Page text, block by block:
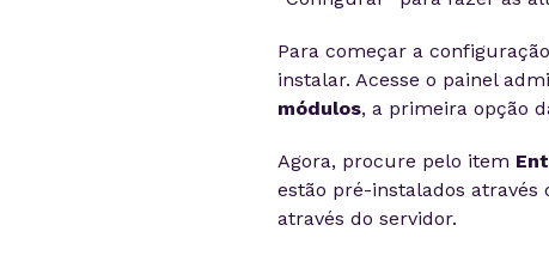
Para começar a
instalar. Acesse o painel
módulos, a primeira opção
Agora, procure pelo item
estão pré-instalados
através do servidor.